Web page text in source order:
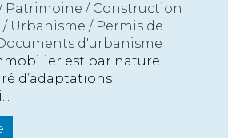
Patrimoine / Construction
/ Urbanisme / Permis de
d'urbanisme
est par nature
d’adaptations